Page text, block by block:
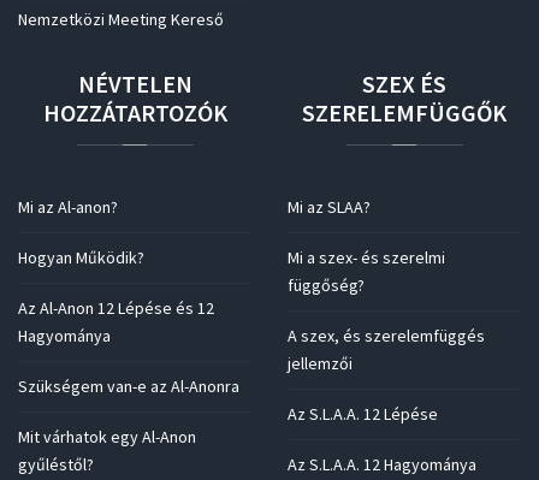
Nemzetközi Meeting Kereső
NÉVTELEN
HOZZÁTARTOZÓK
Mi az Al-anon?
Hogyan Működik?
Az Al-Anon 12 Lépése és 12
Hagyománya
Szükségem van-e az Al-Anonra
Mit várhatok egy Al-Anon
gyűléstől?
SZEX ÉS
SZERELEMFÜGGŐK
Mi az SLAA?
Mi a szex- és szerelmi
függőség?
A szex, és szerelemfüggés
jellemzői
Az S.L.A.A. 12 Lépése
Az S.L.A.A. 12 Hagyománya